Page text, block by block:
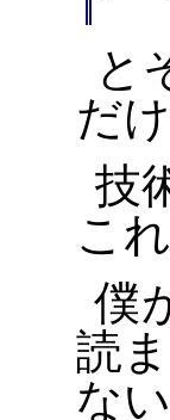
と
だ
技
こ
僕
読
な